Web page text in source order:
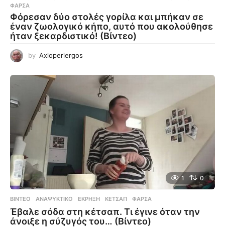
ΦΆΡΣΑ
Φόρεσαν δύο στολές γορίλα και μπήκαν σε
έναν ζωολογικό κήπο, αυτό που ακολούθησε
ήταν ξεκαρδιστικό! (Βίντεο)
by Axioperiergos
1 0
ΒΊΝΤΕΟ ΑΝΑΨΥΚΤΙΚΌ ,ΈΚΡΗΞΗ ,ΚΈΤΣΑΠ ,ΦΆΡΣΑ
Έβαλε σόδα στη κέτσαπ. Τι έγινε όταν την
άνοιξε η σύζυγός του… (Βίντεο)